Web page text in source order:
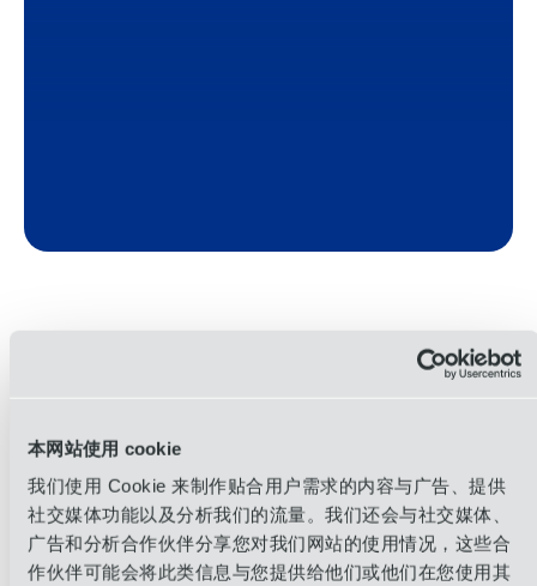
本网站使用 cookie
我们使用 Cookie 来制作贴合用户需求的内容与广告、提供
社交媒体功能以及分析我们的流量。我们还会与社交媒体、
广告和分析合作伙伴分享您对我们网站的使用情况，这些合
作伙伴可能会将此类信息与您提供给他们或他们在您使用其
OIA Global 由于我们可以在供应链的多个不
同环节对可持续发展产生积极影响，因此提